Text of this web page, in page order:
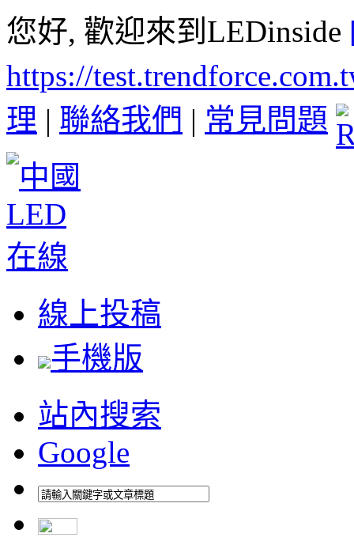
您好, 歡迎來到LEDinside
https://
理 | 聯絡我們 | 常見問題
線上投稿
手機版
站內搜索
Google